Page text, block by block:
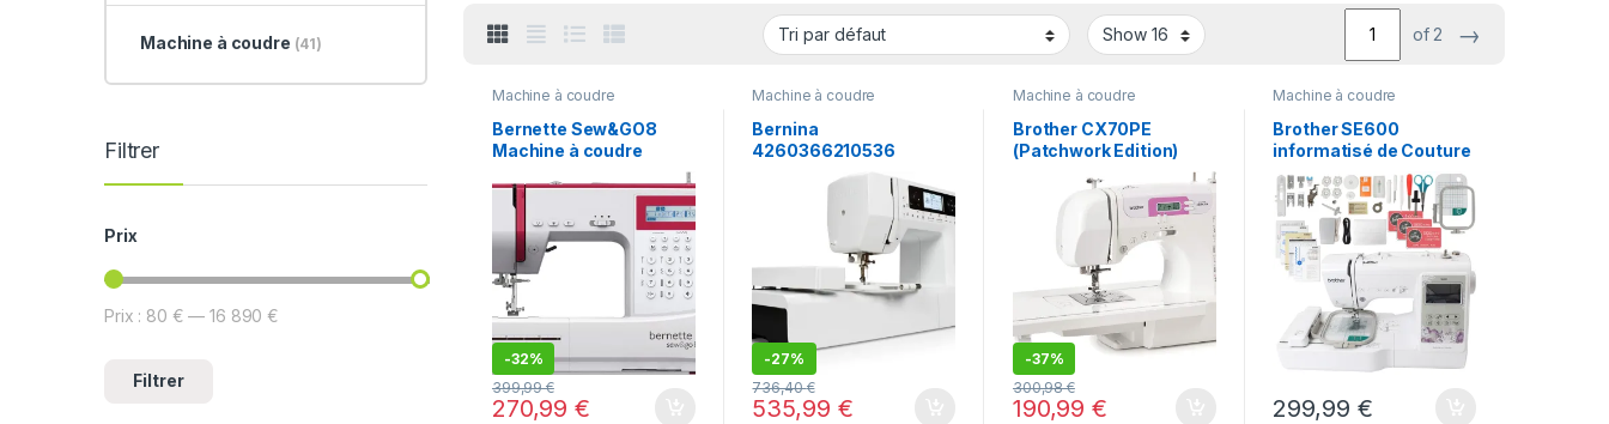
of 2 →
Machine à coudre
Bernette Sew&GO8
Machine à coudre
programmes de
couture
-32%
270,99€
399,99€
Machine à coudre
Bernina
4260366210536
Bernette Chicago 7
-27%
535,99 €
736,40€
Machine à coudre
Brother CX70PE
(Patchwork Edition)
-37%
190,99€
300,98€
Machine à coudre
Brother SE600
informatisé de Couture
& Broderie Machine
Avec 4″x4″ broderie
Champ
299,99 €
Machine à coudre (41)
Filtrer
Prix
Filtrer
Prix : 80 € —16 890 €